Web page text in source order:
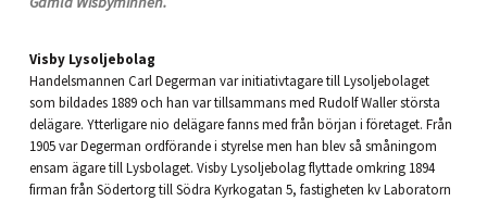
Visby Lysoljebolag
Handelsmannen Carl Degerman var initiativtagare till Lysoljebolaget
som bildades 1889 och han var tillsammans med Rudolf Waller största
delägare. Ytterligare nio delägare fanns med från början i företaget. Från
1905 var Degerman ordförande i styrelse men han blev så småningom
ensam ägare till Lysbolaget. Visby Lysoljebolag flyttade omkring 1894
firman från Södertorg till Södra Kyrkogatan 5, fastigheten kv Laboratorn